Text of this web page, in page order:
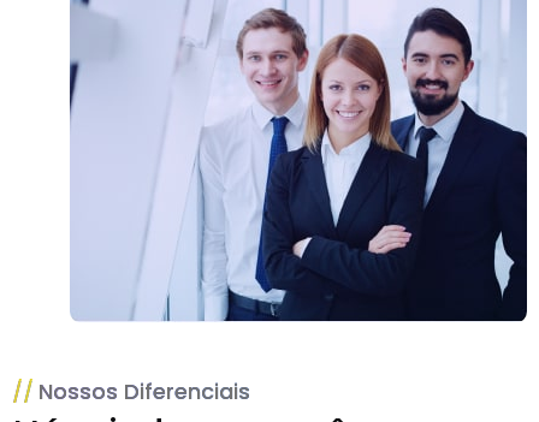
Nossos Diferenciais